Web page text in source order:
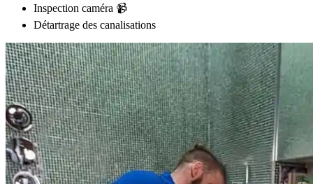
Inspection caméra 📹
Détartrage des canalisations